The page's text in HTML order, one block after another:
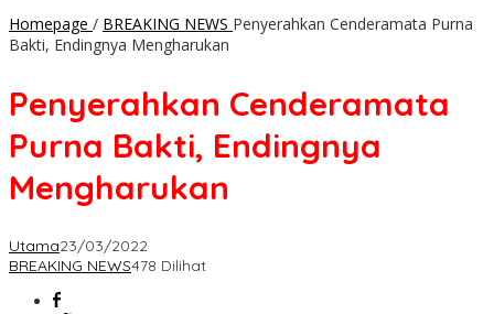
Homepage / BREAKING NEWS Penyerahkan Cenderamata Purna
Bakti, Endingnya Mengharukan
Penyerahkan Cenderamata
Purna Bakti, Endingnya
Mengharukan
Utama23/03/2022
BREAKING NEWS478 Dilihat